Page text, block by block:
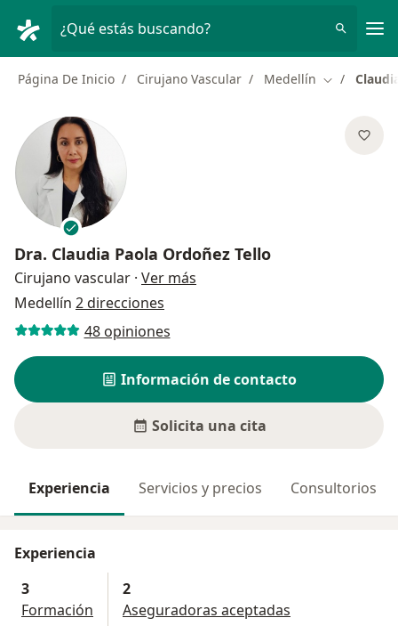
¿Qué estás buscando?
Página De Inicio Cirujano Vascular Medellín Cambiar de
Dra. Claudia Paola Ordoñez Tello
Cirujano vascular · Ver más
Medellín 2 direcciones
48 opiniones
Información de contacto
Solicita una cita
Experiencia Servicios y precios Consultorios
Experiencia
3
Formación
2
Aseguradoras aceptadas